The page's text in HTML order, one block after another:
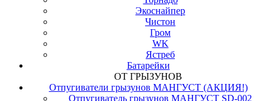
Экоснайпер
Чистон
Гром
WK
Ястреб
Батарейки
ОТ ГРЫЗУНОВ
Отпугиватели грызунов МАНГУСТ (АКЦИЯ!)
Отпугиватель грызунов МАНГУСТ SD-002